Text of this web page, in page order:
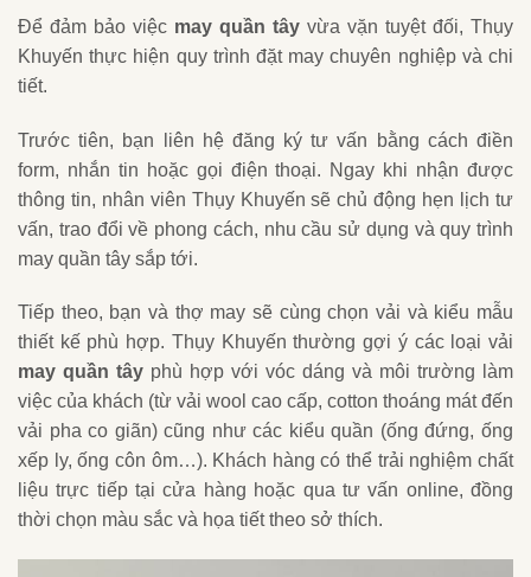
Để đảm bảo việc may quần tây vừa vặn tuyệt đối, Thụy
Khuyến thực hiện quy trình đặt may chuyên nghiệp và chi
tiết.
Trước tiên, bạn liên hệ đăng ký tư vấn bằng cách điền
form, nhắn tin hoặc gọi điện thoại. Ngay khi nhận được
thông tin, nhân viên Thụy Khuyến sẽ chủ động hẹn lịch tư
vấn, trao đổi về phong cách, nhu cầu sử dụng và quy trình
may quần tây sắp tới.
Tiếp theo, bạn và thợ may sẽ cùng chọn vải và kiểu mẫu
thiết kế phù hợp. Thụy Khuyến thường gợi ý các loại vải
may quần tây phù hợp với vóc dáng và môi trường làm
việc của khách (từ vải wool cao cấp, cotton thoáng mát đến
vải pha co giãn) cũng như các kiểu quần (ống đứng, ống
xếp ly, ống côn ôm…). Khách hàng có thể trải nghiệm chất
liệu trực tiếp tại cửa hàng hoặc qua tư vấn online, đồng
thời chọn màu sắc và họa tiết theo sở thích.